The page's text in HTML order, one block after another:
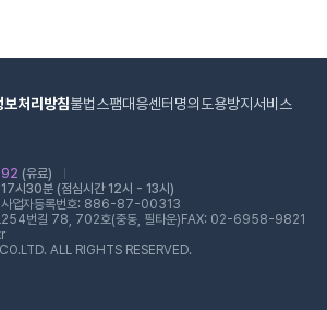
보처리방침불법스팸대응센터 명의도용방지서비스
(유료)
시30분 (점심시간 12시 - 13시)
사업자등록번호: 886-87-00313
254번길 78, 702호(중동, 필타운) FAX: 02-6958-9821
ALL RIGHTS RESERVED.